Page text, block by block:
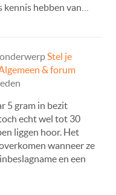
hebben van…
Stel je
& forum
5 gram in bezit
echt wel tot 30
liggen hoor. Het
wanneer ze
en een